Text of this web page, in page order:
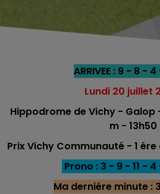
ARRIVEE : 9 - 8 - 4
Lundi 20 juillet
Hippodrome de Vichy -
m - 13h50
Prix Vichy Communauté - 1
Prono : 3 - 9 - 11 -
Ma derniére minute : 3